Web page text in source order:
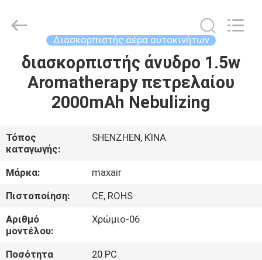
ΣΠΊΤΙ
ΠΡΟΪΌΝΤΑ
ΠΕΡΊΠΟΥ
ΕΜΕΊΣ
ΓΎΡΟΣ
ΕΡΓΟΣΤΑΣΊΩΝ
ΠΟΙΟΤΙΚΌΣ
Reserved.
Διασκορπιστής αέρα αυτοκινήτων
διασκορπιστής άνυδρο 1.5w
Aromatherapy πετρελαίου
2000mAh Nebulizing
Τόπος
καταγωγής:
SHENZHEN, ΚΊΝΑ
Μάρκα:
maxair
Πιστοποίηση:
CE, ROHS
Αριθμό
μοντέλου:
Χρώμιο-06
Ποσότητα
20 PC